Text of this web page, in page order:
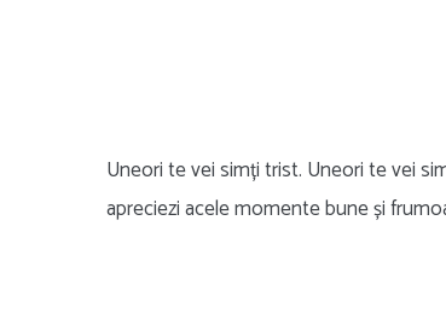
Uneori te vei simți trist. Uneori te vei
apreciezi acele momente bune și